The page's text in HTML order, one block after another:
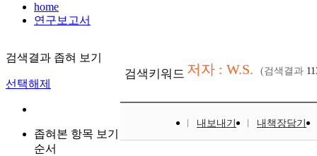
home
연구보고서
검색결과 좁혀 보기
선택해제
좁혀본 항목 보기
순서
검색키워드 저자 : W.S. (검색결과
내보내기 내책장담기